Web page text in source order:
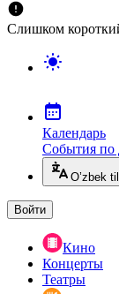
Слишком
Календарь
События по
O’zbek
Войти
Кино
Концерты
Театры